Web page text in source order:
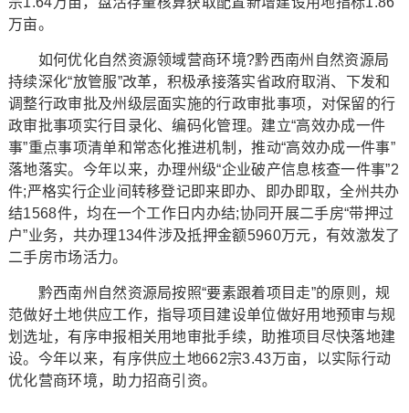
万亩。
如何优化自然资源领域营商环境?黔西南州自然资源局
持续深化“放管服”改革，积极承接落实省政府取消、下发和
调整行政审批及州级层面实施的行政审批事项，对保留的行
政审批事项实行目录化、编码化管理。建立“高效办成一件
事”重点事项清单和常态化推进机制，推动“高效办成一件事”
落地落实。今年以来，办理州级“企业破产信息核查一件事”2
件;严格实行企业间转移登记即来即办、即办即取，全州共办
结1568件，均在一个工作日内办结;协同开展二手房“带押过
户”业务，共办理134件涉及抵押金额5960万元，有效激发了
二手房市场活力。
黔西南州自然资源局按照“要素跟着项目走”的原则，规
范做好土地供应工作，指导项目建设单位做好用地预审与规
划选址，有序申报相关用地审批手续，助推项目尽快落地建
设。今年以来，有序供应土地662宗3.43万亩，以实际行动
优化营商环境，助力招商引资。